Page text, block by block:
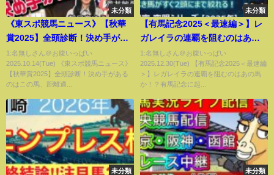
未分類
《東スポ競馬ニュース》【秋華
賞2025】全頭診断！決め手があ
るのはこの馬、距離適性を見極
めろ! 競馬記者が解説します
1:名無しさん＠お腹いっぱい
2025.10.14(Tue) 《東スポ競馬ニュース》
【秋華賞2025】全頭診断！決め手がある
のはこの馬、距離適...
未分類
【有馬記念2025＜最速編＞】レ
ガレイラの連覇を阻むのはあの
馬か！？有馬記念に起きている
「ある変化」にお気づきです
か？
1:名無しさん＠お腹いっぱい
2025.12.30(Tue) 【有馬記念2025＜最速編
＞】レガレイラの連覇を阻むのはあの馬
か！？有馬記念に起...
未分類 未分類